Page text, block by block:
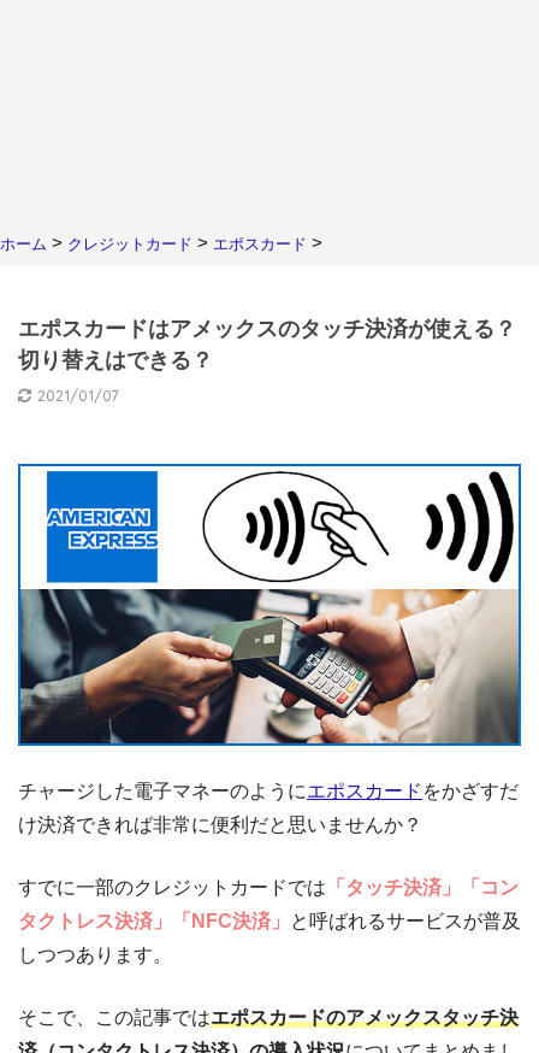
ホーム > クレジットカード > エポスカード >
エポスカードはアメックスのタッチ決済が使える？
切り替えはできる？
2021/01/07
チャージした電子マネーのようにエポスカード をかざすだ
け決済できれば非常に便利だと思いませんか？
すでに一部のクレジットカードでは 「タッチ決済」「コン
タクトレス決済」「NFC決済」
と呼ばれるサービスが普及
しつつあります。
そこで、この記事ではエポスカードのアメックスタッチ決